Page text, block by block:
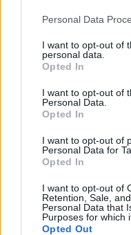
Please note that this
not limited to your visit
grant or deny consent
use your data for below
consent section.
Personal Data
I want to opt-out of
personal data.
Opted In
I want to opt-out of
Personal Data.
Opted In
I want to opt-out of
Personal Data for
Opted In
I want to opt-out of
Retention, Sale,
Personal Data that
Purposes for which
Opted Out
Test
fine agosto
Aggius
amate